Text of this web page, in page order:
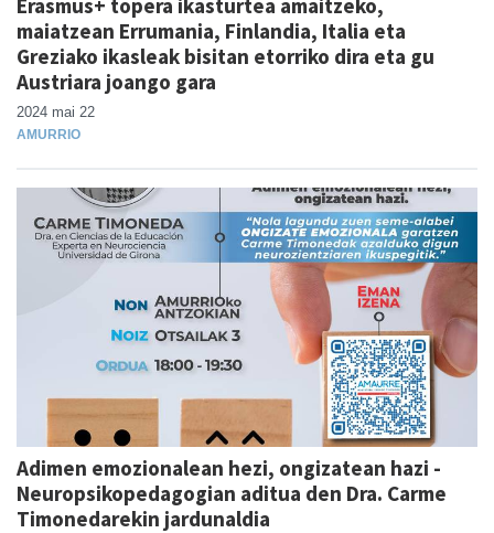
maiatzean Errumania, Finlandia, Italia eta
Greziako ikasleak bisitan etorriko dira eta gu
Austriara joango gara
2024 mai 22
AMURRIO
Adimen emozionalean hezi, ongizatean hazi -
Neuropsikopedagogian aditua den Dra. Carme
Timonedarekin jardunaldia